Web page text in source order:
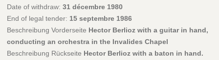
Date of withdraw: 31 décembre 1980
End of legal tender: 15 septembre 1986
Beschreibung Vorderseite Hector Berlioz with a guitar in hand,
conducting an orchestra in the Invalides Chapel
Beschreibung Rückseite Hector Berlioz with a baton in hand.